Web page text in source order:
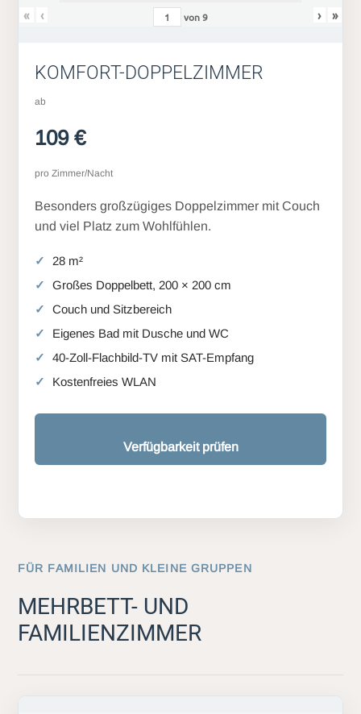
« ‹ von9 › »
KOMFORT-DOPPELZIMMER
ab
109 €
pro Zimmer/Nacht
Besonders großzügiges Doppelzimmer mit Couch
und viel Platz zum Wohlfühlen.
28 m²
Großes Doppelbett, 200 × 200 cm
Couch und Sitzbereich
Eigenes Bad mit Dusche und WC
40-Zoll-Flachbild-TV mit SAT-Empfang
Kostenfreies WLAN
Verfügbarkeit prüfen
FÜR FAMILIEN UND KLEINE GRUPPEN
MEHRBETT- UND
FAMILIENZIMMER